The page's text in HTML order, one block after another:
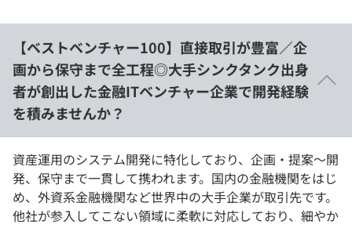
【ベストベンチャー100】直接取引が豊富／企
画から保守まで全工程◎大手シンクタンク出身
者が創出した金融ITベンチャー企業で開発経験
を積みませんか？
資産運用のシステム開発に特化しており、企画・提案～開
発、保守まで一貫して携われます。国内の金融機関をはじ
め、外資系金融機関など世界中の大手企業が取引先です。
他社が参入してこない領域に柔軟に対応しており、細やか